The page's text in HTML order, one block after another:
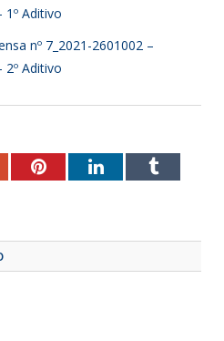
Aditivo
nº 7_2021-2601002 –
Aditivo
Pinterest
LinkedIn